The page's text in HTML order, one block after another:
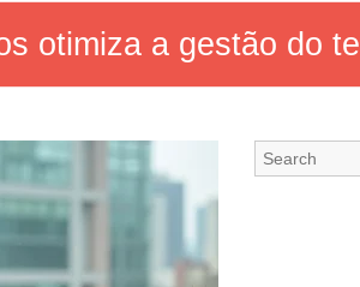
otimiza a gestão do